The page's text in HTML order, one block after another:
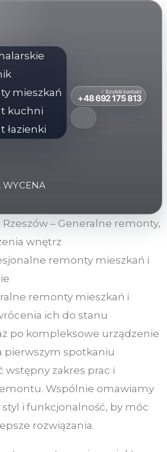
mieszkań
kuchni
łazienki
⚡ Szybki kontakt
+48 692 175 813
– Generalne remonty,
wnętrz
remonty mieszkań i
remonty mieszkań i
ich do stanu
po kompleksowe urządzenie
pierwszym spotkaniu
zakres prac i
Wspólnie omawiamy
i funkcjonalność, by móc
rozwiązania.